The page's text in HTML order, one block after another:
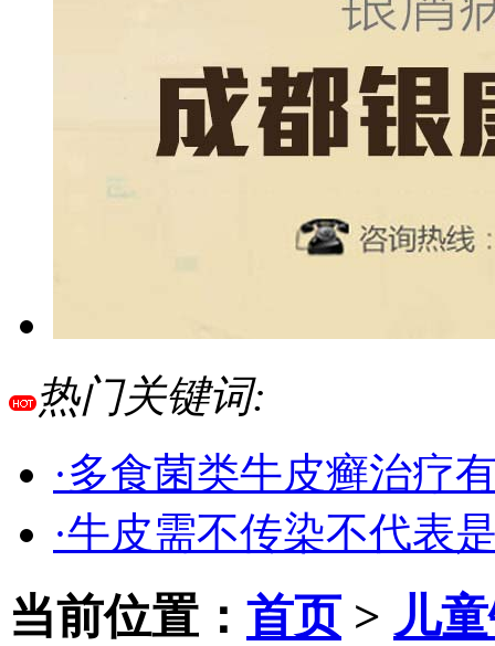
热门关键词:
·多食菌类牛皮癣治疗
·牛皮需不传染不代表
当前位置： 首页> 儿